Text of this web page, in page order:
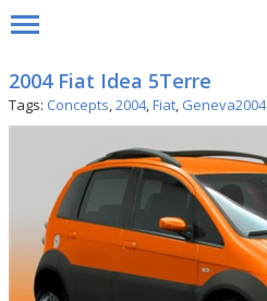
2004 Fiat Idea 5Terre
Tags: Concepts,2004,Fiat, Geneva2004